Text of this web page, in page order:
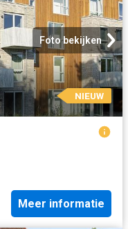
Foto bekijken
NIEUW
Meer informatie